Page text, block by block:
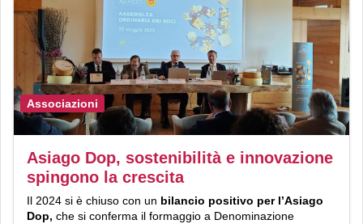
Associazioni
Asiago Dop, sostenibilità e innovazione
spingono la crescita
Il 2024 si è chiuso con un bilancio positivo per l’Asiago
Dop, che si conferma il formaggio a Denominazione